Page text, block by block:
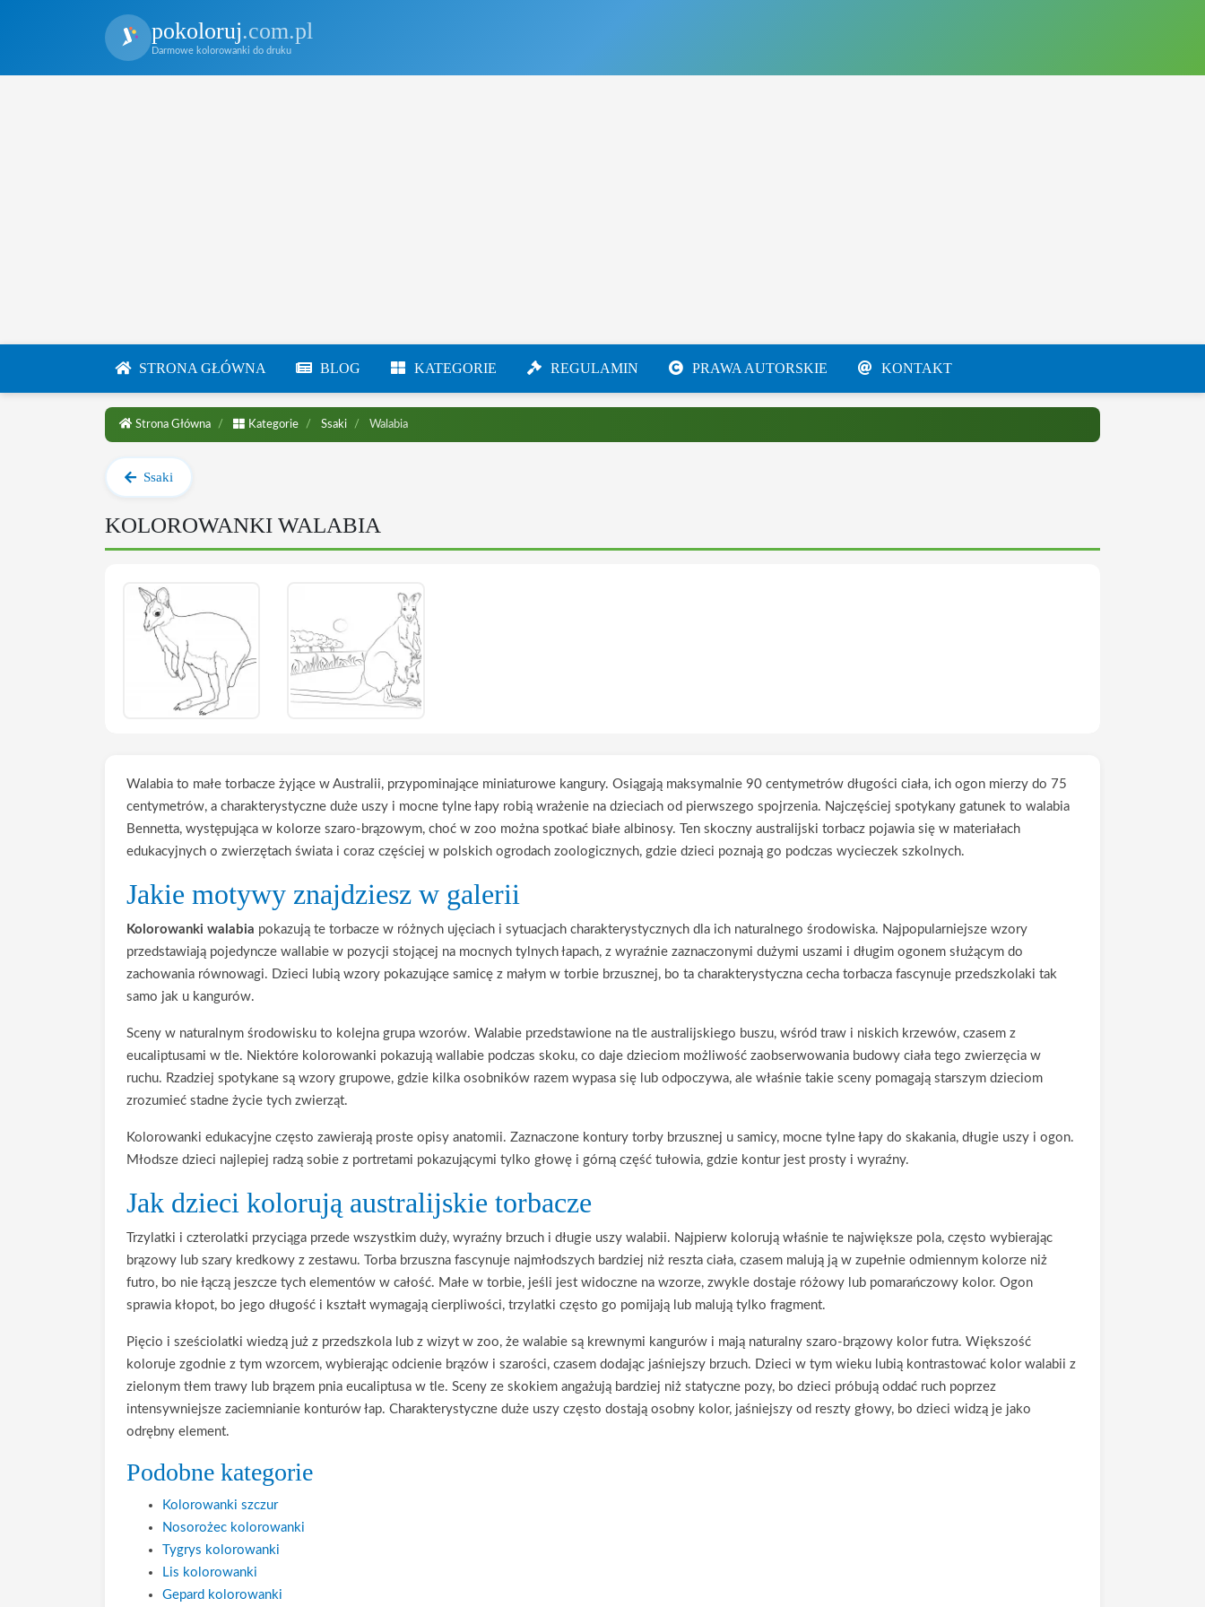
pokoloruj.com.pl
Darmowe kolorowanki do druku
STRONA GŁÓWNA BLOG KATEGORIE REGULAMIN PRAWA AUTORSKIE KONTAKT
Strona Główna Kategorie Ssaki Walabia
Ssaki
KOLOROWANKI WALABIA
Walabia to małe torbacze żyjące w Australii, przypominające miniaturowe kangury. Osiągają maksymalnie 90 centymetrów długości ciała, ich ogon mierzy do 75
centymetrów, a charakterystyczne duże uszy i mocne tylne łapy robią wrażenie na dzieciach od pierwszego spojrzenia. Najczęściej spotykany gatunek to walabia
Bennetta, występująca w kolorze szaro-brązowym, choć w zoo można spotkać białe albinosy. Ten skoczny australijski torbacz pojawia się w materiałach
edukacyjnych o zwierzętach świata i coraz częściej w polskich ogrodach zoologicznych, gdzie dzieci poznają go podczas wycieczek szkolnych.
Jakie motywy znajdziesz w galerii
Kolorowanki walabia pokazują te torbacze w różnych ujęciach i sytuacjach charakterystycznych dla ich naturalnego środowiska. Najpopularniejsze wzory
przedstawiają pojedyncze wallabie w pozycji stojącej na mocnych tylnych łapach, z wyraźnie zaznaczonymi dużymi uszami i długim ogonem służącym do
zachowania równowagi. Dzieci lubią wzory pokazujące samicę z małym w torbie brzusznej, bo ta charakterystyczna cecha torbacza fascynuje przedszkolaki tak
samo jak u kangurów.
Sceny w naturalnym środowisku to kolejna grupa wzorów. Walabie przedstawione na tle australijskiego buszu, wśród traw i niskich krzewów, czasem z
eucaliptusami w tle. Niektóre kolorowanki pokazują wallabie podczas skoku, co daje dzieciom możliwość zaobserwowania budowy ciała tego zwierzęcia w
ruchu. Rzadziej spotykane są wzory grupowe, gdzie kilka osobników razem wypasa się lub odpoczywa, ale właśnie takie sceny pomagają starszym dzieciom
zrozumieć stadne życie tych zwierząt.
Kolorowanki edukacyjne często zawierają proste opisy anatomii. Zaznaczone kontury torby brzusznej u samicy, mocne tylne łapy do skakania, długie uszy i ogon.
Młodsze dzieci najlepiej radzą sobie z portretami pokazującymi tylko głowę i górną część tułowia, gdzie kontur jest prosty i wyraźny.
Jak dzieci kolorują australijskie torbacze
Trzylatki i czterolatki przyciąga przede wszystkim duży, wyraźny brzuch i długie uszy walabii. Najpierw kolorują właśnie te największe pola, często wybierając
brązowy lub szary kredkowy z zestawu. Torba brzuszna fascynuje najmłodszych bardziej niż reszta ciała, czasem malują ją w zupełnie odmiennym kolorze niż
futro, bo nie łączą jeszcze tych elementów w całość. Małe w torbie, jeśli jest widoczne na wzorze, zwykle dostaje różowy lub pomarańczowy kolor. Ogon
sprawia kłopot, bo jego długość i kształt wymagają cierpliwości, trzylatki często go pomijają lub malują tylko fragment.
Pięcio i sześciolatki wiedzą już z przedszkola lub z wizyt w zoo, że walabie są krewnymi kangurów i mają naturalny szaro-brązowy kolor futra. Większość
koloruje zgodnie z tym wzorcem, wybierając odcienie brązów i szarości, czasem dodając jaśniejszy brzuch. Dzieci w tym wieku lubią kontrastować kolor walabii z
zielonym tłem trawy lub brązem pnia eucaliptusa w tle. Sceny ze skokiem angażują bardziej niż statyczne pozy, bo dzieci próbują oddać ruch poprzez
intensywniejsze zaciemnianie konturów łap. Charakterystyczne duże uszy często dostają osobny kolor, jaśniejszy od reszty głowy, bo dzieci widzą je jako
odrębny element.
Podobne kategorie
Kolorowanki szczur
Nosorożec kolorowanki
Tygrys kolorowanki
Lis kolorowanki
Gepard kolorowanki